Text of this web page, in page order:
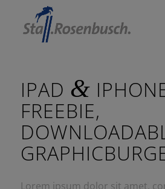
IPAD &
FREEBIE,
Lorem ipsum dolor sit amet,